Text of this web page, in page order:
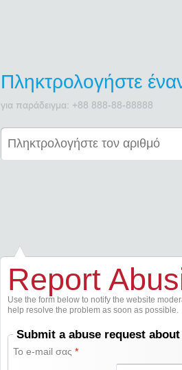
Πληκτρολογήστε
για παράδειγμα: +88 888-88-88888
Report
Use the form below to notify the website
help resolve the problem as soon as possible.
Submit a abuse request
Το e-mail σας*